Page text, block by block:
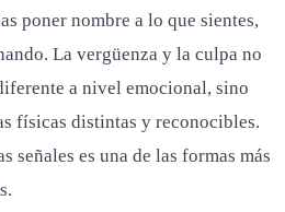
poner nombre a lo que sientes,
La vergüenza y la culpa no
a nivel emocional, sino
físicas distintas y reconocibles.
señales es una de las formas más